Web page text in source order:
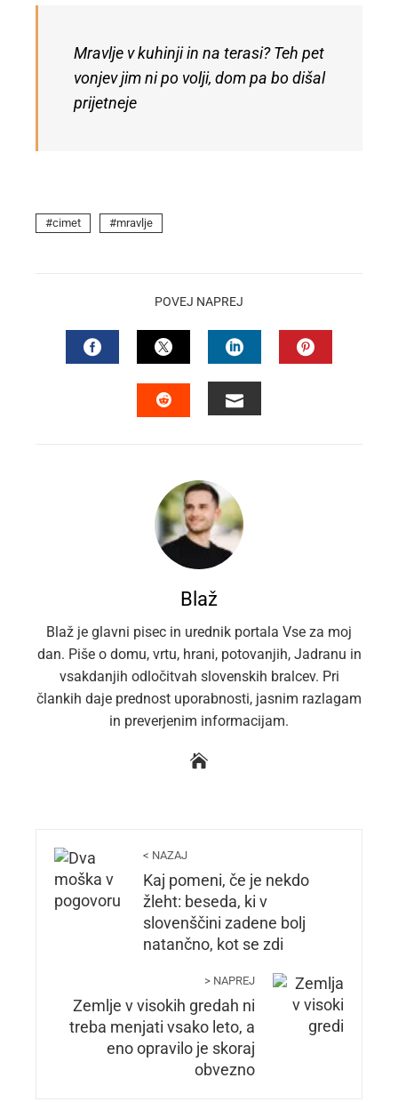
Mravlje v kuhinji in na terasi? Teh pet
vonjev jim ni po volji, dom pa bo dišal
prijetneje
cimet mravlje
POVEJ NAPREJ
FACEBOOKTWITTERLINKEDIN
Blaž
Blaž je glavni pisec in urednik portala Vse za moj
dan. Piše o domu, vrtu, hrani, potovanjih, Jadranu in
vsakdanjih odločitvah slovenskih bralcev. Pri
člankih daje prednost uporabnosti, jasnim razlagam
in preverjenim informacijam.
< NAZAJ
Kaj pomeni, če je nekdo
žleht: beseda, ki v
slovenščini zadene bolj
natančno, kot se zdi
> NAPREJ
Zemlje v visokih gredah ni
treba menjati vsako leto, a
eno opravilo je skoraj
obvezno